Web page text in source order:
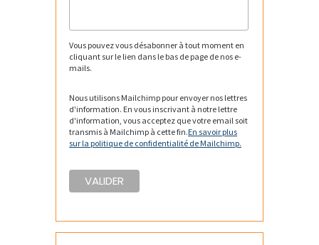
Vous pouvez vous désabonner à tout moment en
cliquant sur le lien dans le bas de page de nos e-
mails.
Nous utilisons Mailchimp pour envoyer nos lettres
d'information. En vous inscrivant à notre lettre
d'information, vous acceptez que votre email soit
transmis à Mailchimp à cette fin.En savoir plus
sur la politique de confidentialité de Mailchimp.